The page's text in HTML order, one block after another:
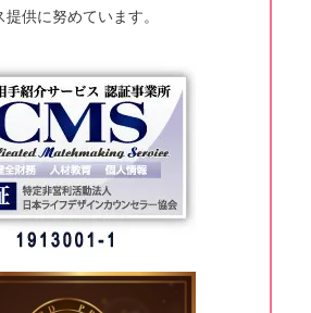
提供に努めています。